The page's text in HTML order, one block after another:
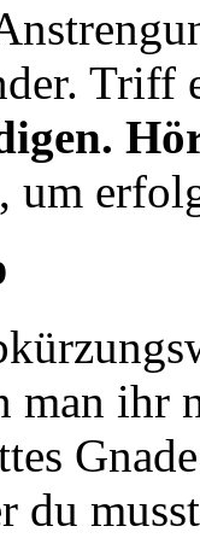
Triff
um
man ihr
du